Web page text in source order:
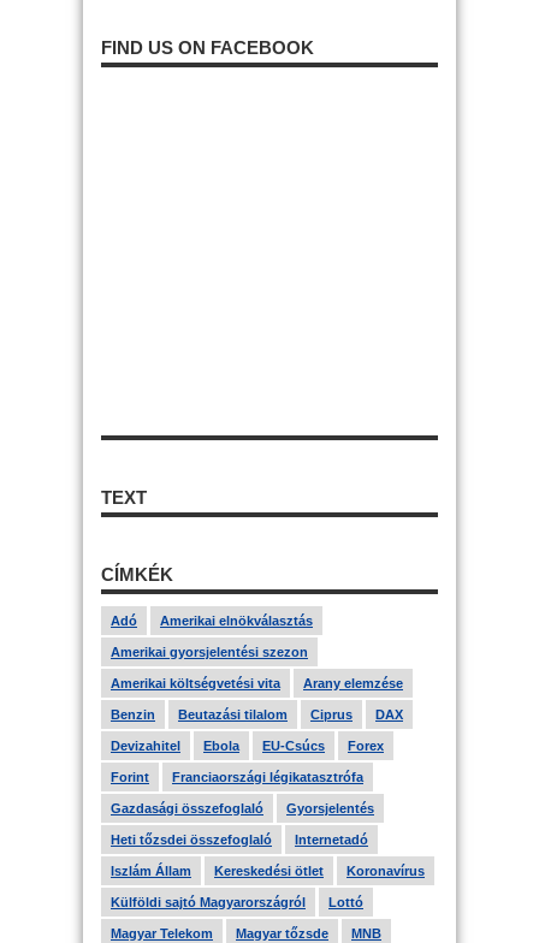
FIND US ON FACEBOOK
TEXT
CÍMKÉK
Adó Amerikai elnökválasztás
Amerikai gyorsjelentési szezon
Amerikai költségvetési vita Arany elemzése
Benzin Beutazási tilalom Ciprus DAX
Devizahitel Ebola EU-Csúcs Forex
Forint Franciaországi légikatasztrófa
Gazdasági összefoglaló Gyorsjelentés
Heti tőzsdei összefoglaló Internetadó
Iszlám Állam Kereskedési ötlet Koronavírus
Külföldi sajtó Magyarországról Lottó
Magyar Telekom Magyar tőzsde MNB